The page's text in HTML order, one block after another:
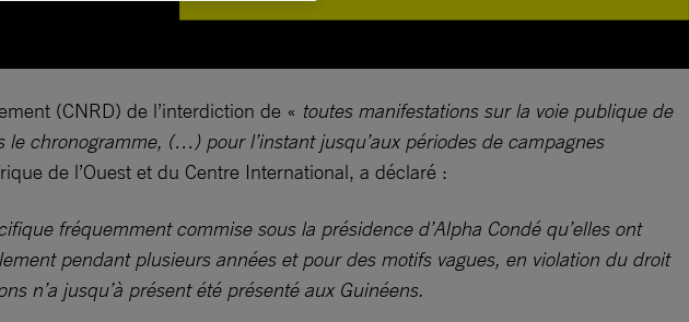
(CNRD) de l’interdiction de « toutes manifestations sur la voie publique de
chronogramme, (…) pour l’instant jusqu’aux périodes de campagnes
de l’Ouest et du Centre International, a déclaré :
fréquemment commise sous la présidence d’Alpha Condé qu’elles ont
pendant plusieurs années et pour des motifs vagues, en violation du droit
n’a jusqu’à présent été présenté aux Guinéens.